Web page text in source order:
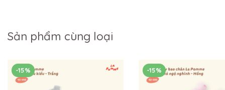
Sản phẩm cùng loại
-15% -15%